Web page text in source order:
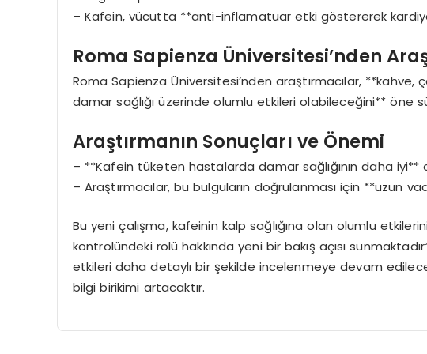
– Kafein, vücutta **anti-inflamatuar etki göstererek
Roma Sapienza Üniversitesi’nden
Roma Sapienza Üniversitesi’nden araştırmacılar,
damar sağlığı üzerinde olumlu etkileri olabileceğini** öne
Araştırmanın Sonuçları ve Önemi
– **Kafein tüketen hastalarda damar sağlığının daha iyi**
– Araştırmacılar, bu bulguların doğrulanması için **uzun
Bu yeni çalışma, kafeinin kalp sağlığına olan olumlu
kontrolündeki rolü hakkında yeni bir bakış açısı
etkileri daha detaylı bir şekilde incelenmeye devam
bilgi birikimi artacaktır.